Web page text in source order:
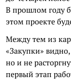
В прошлом году
этом проекте
Между тем из
«Закупки»
но и не
первый этап